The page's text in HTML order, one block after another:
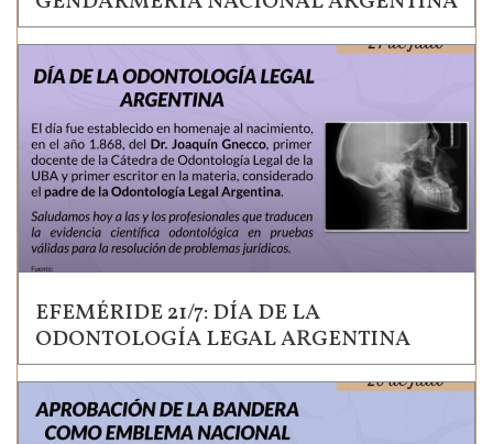
EFEMÉRIDE 21/7: DÍA DE LA
ODONTOLOGÍA LEGAL ARGENTINA